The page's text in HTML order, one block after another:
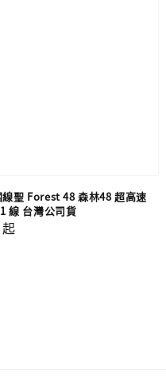
聖 Forest 48 森林48 超高速
線 台灣公司貨
起